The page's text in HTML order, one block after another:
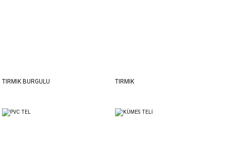
TIRMIK BURGULU TIRMIK